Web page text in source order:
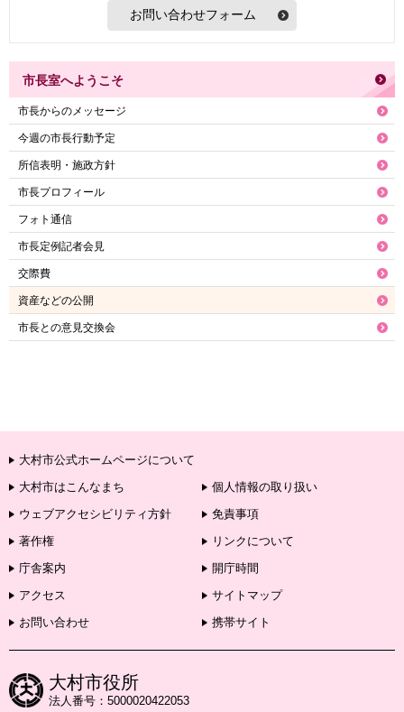
市長室へようこそ
市長からのメッセージ
今週の市長行動予定
所信表明・施政方針
市長プロフィール
フォト通信
市長定例記者会見
交際費
資産などの公開
市長との意見交換会
大村市公式ホームページについて
大村市はこんなまち
個人情報の取り扱い
ウェブアクセシビリティ方針
免責事項
著作権
リンクについて
庁舎案内
開庁時間
アクセス
サイトマップ
お問い合わせ
携帯サイト
大村市役所
法人番号：5000020422053